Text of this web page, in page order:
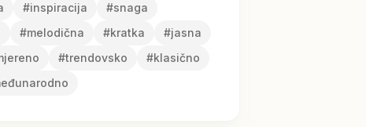
#inspiracija #snaga
#melodična #kratka #jasna
#trendovsko #klasično